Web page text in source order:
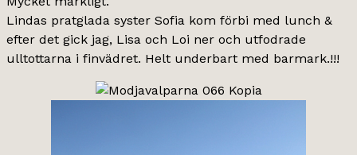
Lindas pratglada syster Sofia kom förbi med lunch &
efter det gick jag, Lisa och Loi ner och utfodrade
ulltottarna i finvädret. Helt underbart med barmark.!!!